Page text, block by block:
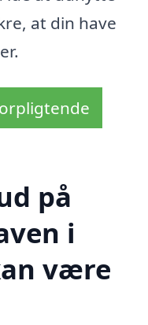
at din have
på
i
være